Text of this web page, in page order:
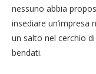
nessuno abbia
insediare
un salto nel cerchio
bendati.